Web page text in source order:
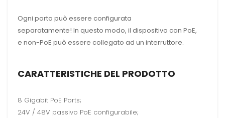
Ogni porta può essere configurata
separatamente! In questo modo, il dispositivo con PoE,
e non-PoE può essere collegato ad un interruttore.
CARATTERISTICHE DEL PRODOTTO
8 Gigabit PoE Ports;
24V / 48V passivo PoE configurabile;